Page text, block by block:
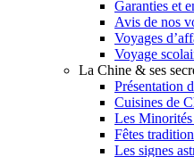
Garanties et
Avis de nos
Voyages
Voyage
La Chine & ses
Présentation
Cuisines de
Les
Fêtes
Les signes